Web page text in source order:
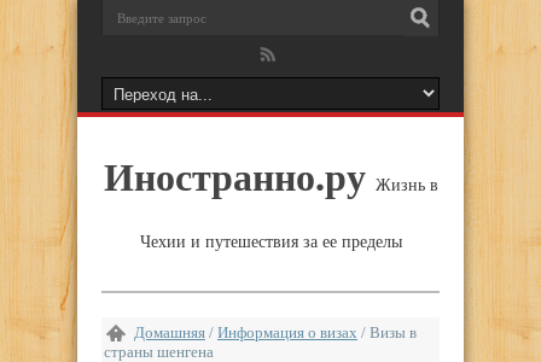
Иностранно.ру Жизнь в
Чехии и путешествия за ее пределы
Домашняя / Информация о визах / Визы в
страны шенгена